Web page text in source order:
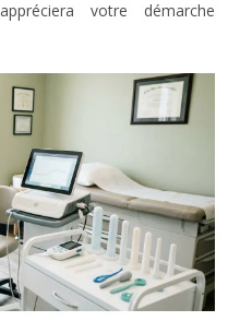
votre démarche